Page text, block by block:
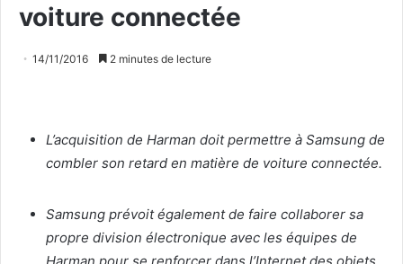
voiture connectée
14/11/2016 2 minutes de lecture
L’acquisition de Harman doit permettre à Samsung de
combler son retard en matière de voiture connectée.
Samsung prévoit également de faire collaborer sa
propre division électronique avec les équipes de
Harman pour se renforcer dans l’Internet des objets.